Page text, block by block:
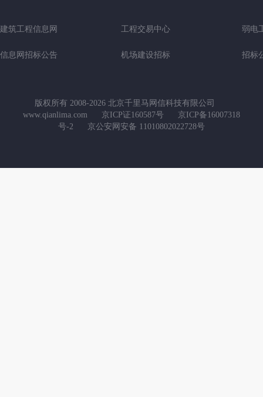
建筑工程信息网 工程交易中心 弱电
信息网招标公告 机场建设招标 招标
版权所有 2008-2026 北京千里马网信科技有限公司
www.qianlima.com
京ICP证160587号
京ICP备16007318
号-2
京公安网安备 11010802022728号